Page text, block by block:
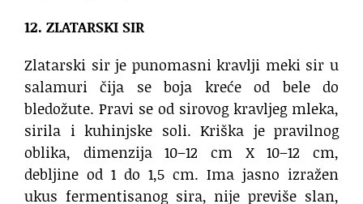
12. ZLATARSKI SIR
Zlatarski sir je punomasni kravlji meki sir u
salamuri čija se boja kreće od bele do
bledožute. Pravi se od sirovog kravljeg mleka,
sirila i kuhinjske soli. Kriška je pravilnog
oblika, dimenzija 10–12 cm X 10–12 cm,
debljine od 1 do 1,5 cm. Ima jasno izražen
ukus fermentisanog sira, nije previše slan,